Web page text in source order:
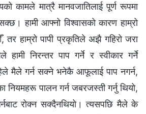
कामले मात्रै मानवजातिलाई पूर्ण रूपमा
हामी आफ्नो विश्‍वासको कारण हाम्रो
तर हाम्रो पापी प्रकृतिले अझै गहिरो जरा
निरन्तर पाप गर्ने र स्वीकार गर्ने
मैले गर्न सक्ने भनेकै आफूलाई पाप नगर्न,
नियमहरू पालन गर्न जबरजस्ती गर्नु थियो,
रोक्‍न सक्दैनथियो। त्यसपछि मैले के